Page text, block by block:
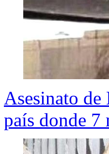
Asesinato
país donde 7